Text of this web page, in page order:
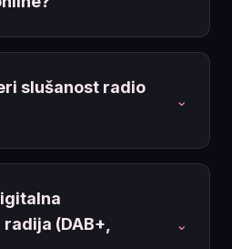
slušanost radio
⌄
(DAB+,
⌄